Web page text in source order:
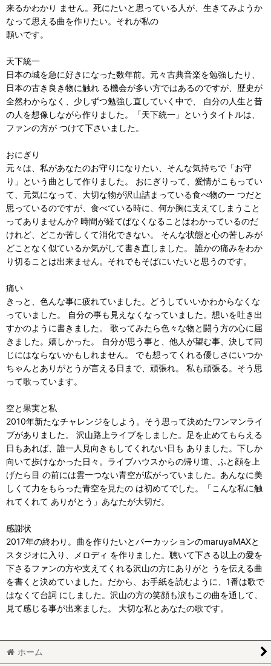
来るかわかり ません。死にたいと思っている人が、生きてみようか
なって思える曲を作りたい。それが私の
願いです。
天下統一
日本の城を急に好きになった数年前。元々古典音楽を勉強したり、
日本の古き良き物に触れ る機会が多い方ではあるのですが、歴史が
全然わからなく、少しずつ勉強し直していく中で、 自分の人生と昔
の人を想像しながら作りました。「天下統一」というタイトルは、
ファンの方が つけて下さいました。
おにぎり
元々は、私があなたのお守りになりたい、そんな気持ちで「お守
り」という曲として作りました。 おにぎりって、愛情がこもってい
て、元気になって、大切な物が沢山詰まっている食べ物の一 つだと
思っているのですが、食べている時に、何か胸に支えてしまうこと
ってありませんか? 時間が経てばなくなることはわかっているのだ
けれど、どこか苦しくて消化できない。 そんな状態と心の苦しみが
どことなく似ているか気がして書き直しました。 誰かの痛みをわか
り切ることは出来ません。それでもそばにいたいと思うのです。
痛い
きっと、色んな事に疲れていました。どうしていいかわからなくな
っていました。 自分の事も見えなくなっていました。想いを吐き出
すかのように書きました。 歌ってみたら色々な物と闘う方の心に届
きました。嬉しかった。 自分が思う事と、他人が望む事、決して同
じにはならないかもしれません。 でも想ってくれる優しさにいつか
ちゃんとありがとうが言える日まで、頑張れ。 私も頑張る。そう思
って歌っています。
空と果実と私
2010年新たなチャレンジをしよう。そう思って決めたワンマンライ
ブがありました。 沢山路上ライブをしました。足を止めてもらえる
日もあれば、誰一人見向きもしてくれない日も ありました。下しか
向いて歩けなかった日々。ライブハウスからの帰り道、ふと顔を上
げたら目 の前には雲一つない青空が広がっていました。あんなに美
しくて力をもらった青空を見たの は初めてでした。「こんな私に触
れてくれて ありがとう」あなたが大切だ。
感謝状
2017年の終わり。曲を作りたいとパーカッションのmaruyaMAXと
スタジオに入り、メロディ を作りました。聴いて下さる以上の愛を
下さるファンの方や支えてくれる沢山の方にありがと うを伝える曲
を書くと決めていました。だから、お手紙を読むように、1番は歌で
はなくて台詞 にしました。沢山の方の笑顔も涙もこの曲を通して、
見て感じる事が出来ました。 大切な私とあなたの歌です。
ホーム